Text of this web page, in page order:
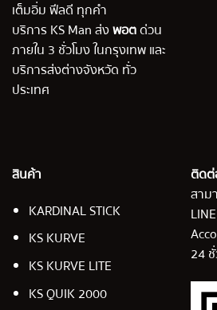
เต็มอิ่ม ฟีลดี ทุกคำ
บริการ KS Man ส่งพอตด่วน
ภายใน 3 ชั่วโมง ในกรุงเทพ และ
บริการส่งต่างจังหวัด ทั่ว
ประเทศ
สินค้า
KARDINAL STICK
KS KURVE
KS KURVE LITE
KS QUIK 2000
ติดต่
สาม
24